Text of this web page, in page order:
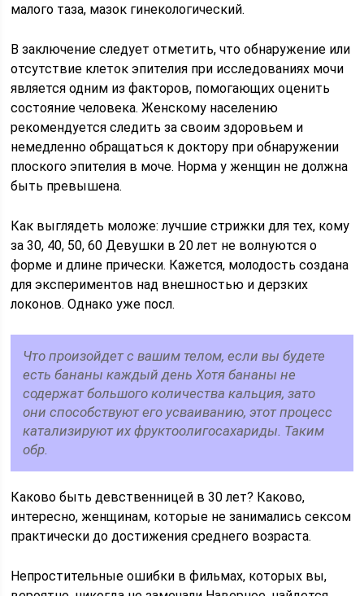
малого таза, мазок гинекологический.
В заключение следует отметить, что обнаружение или
отсутствие клеток эпителия при исследованиях мочи
является одним из факторов, помогающих оценить
состояние человека. Женскому населению
рекомендуется следить за своим здоровьем и
немедленно обращаться к доктору при обнаружении
плоского эпителия в моче. Норма у женщин не должна
быть превышена.
Как выглядеть моложе: лучшие стрижки для тех, кому
за 30, 40, 50, 60 Девушки в 20 лет не волнуются о
форме и длине прически. Кажется, молодость создана
для экспериментов над внешностью и дерзких
локонов. Однако уже посл.
Что произойдет с вашим телом, если вы будете
есть бананы каждый день Хотя бананы не
содержат большого количества кальция, зато
они способствуют его усваиванию, этот процесс
катализируют их фруктоолигосахариды. Таким
обр.
Каково быть девственницей в 30 лет? Каково,
интересно, женщинам, которые не занимались сексом
практически до достижения среднего возраста.
Непростительные ошибки в фильмах, которых вы,